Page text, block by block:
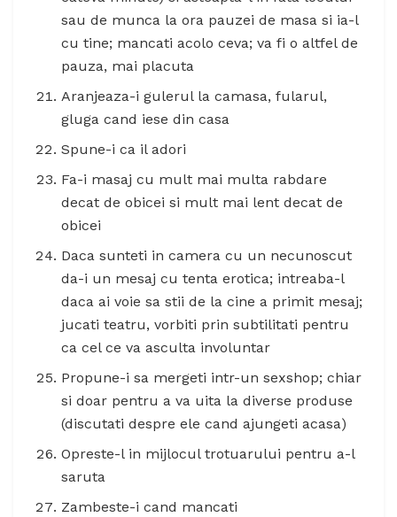
sau de munca la ora pauzei de masa si ia-l
cu tine; mancati acolo ceva; va fi o altfel de
pauza, mai placuta
Aranjeaza-i gulerul la camasa, fularul,
gluga cand iese din casa
Spune-i ca il adori
Fa-i masaj cu mult mai multa rabdare
decat de obicei si mult mai lent decat de
obicei
Daca sunteti in camera cu un necunoscut
da-i un mesaj cu tenta erotica; intreaba-l
daca ai voie sa stii de la cine a primit mesaj;
jucati teatru, vorbiti prin subtilitati pentru
ca cel ce va asculta involuntar
Propune-i sa mergeti intr-un sexshop; chiar
si doar pentru a va uita la diverse produse
(discutati despre ele cand ajungeti acasa)
Opreste-l in mijlocul trotuarului pentru a-l
saruta
Zambeste-i cand mancati